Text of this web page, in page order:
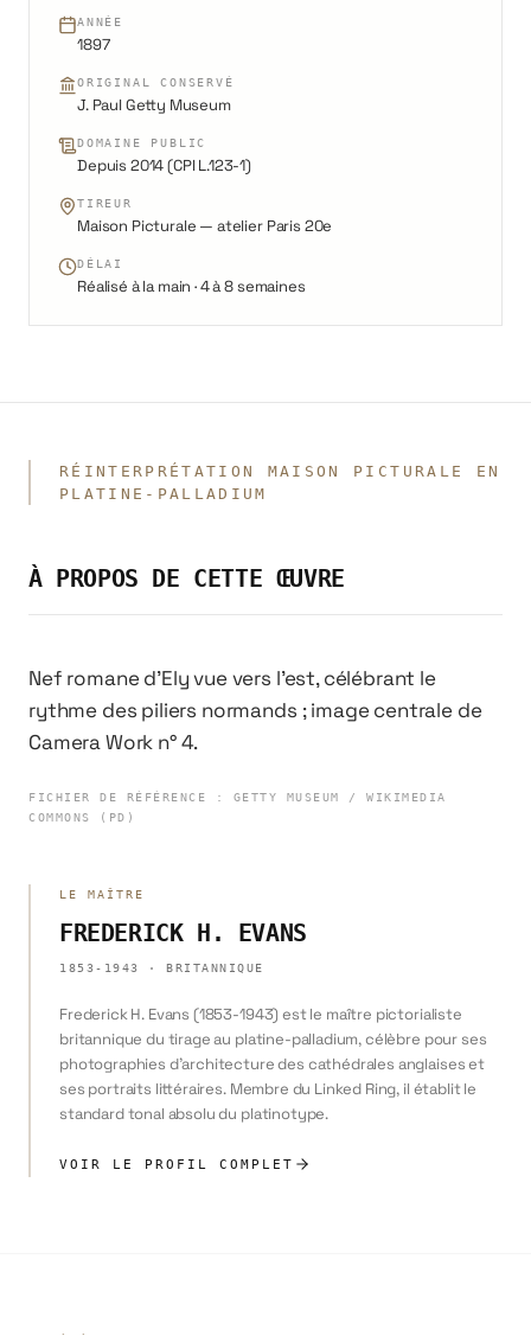
ANNÉE
1897
ORIGINAL CONSERVÉ
J. Paul Getty Museum
DOMAINE PUBLIC
Depuis 2014 (CPI L.123-1)
TIREUR
Maison Picturale — atelier Paris 20e
DÉLAI
Réalisé à la main · 4 à 8 semaines
RÉINTERPRÉTATION MAISON PICTURALE EN
PLATINE-PALLADIUM
À PROPOS DE CETTE ŒUVRE
Nef romane d'Ely vue vers l'est, célébrant le
rythme des piliers normands ; image centrale de
Camera Work n° 4.
FICHIER DE RÉFÉRENCE :
GETTY MUSEUM / WIKIMEDIA
COMMONS (PD)
LE MAÎTRE
FREDERICK H. EVANS
1853-1943 · BRITANNIQUE
Frederick H. Evans (1853-1943) est le maître pictorialiste
britannique du tirage au platine-palladium, célèbre pour ses
photographies d'architecture des cathédrales anglaises et
ses portraits littéraires. Membre du Linked Ring, il établit le
standard tonal absolu du platinotype.
VOIR LE PROFIL COMPLET